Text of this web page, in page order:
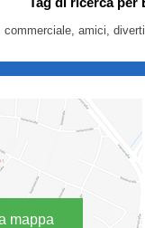
commerciale, amici,
mappa